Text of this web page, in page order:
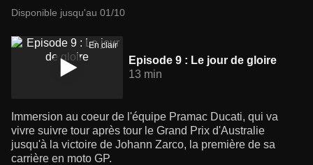
Disponible jusqu'au 01/10
En clair
Episode 9 : Le jour de gloire
13 min
Immersion au coeur de l'équipe Pramac Ducati, qui va
vivre suivre tour après tour le Grand Prix d'Australie
jusqu'à la victoire de Johann Zarco, la première de sa
carrière en moto GP.